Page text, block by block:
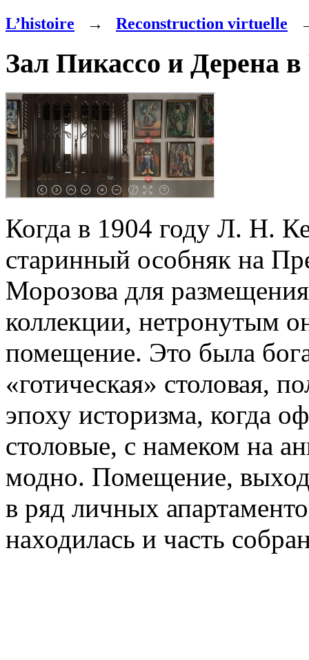
L’histoire → Reconstruction virtuelle
Зал Пикассо и Дерена
Когда в 1904 году Л. Н.
старинный особняк на
Морозова для
коллекции, нетронутым
помещение. Это была
«готическая» столовая,
эпоху историзма, когда
столовые, с намеком на
модно. Помещение,
в ряд личных
находилась и часть